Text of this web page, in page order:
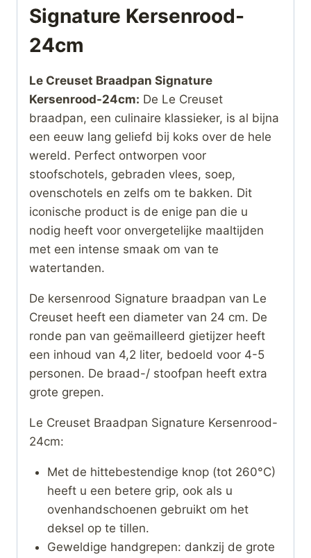
Signature Kersenrood-
24cm
Le Creuset Braadpan Signature
Kersenrood-24cm: De Le Creuset
braadpan, een culinaire klassieker, is al bijna
een eeuw lang geliefd bij koks over de hele
wereld. Perfect ontworpen voor
stoofschotels, gebraden vlees, soep,
ovenschotels en zelfs om te bakken. Dit
iconische product is de enige pan die u
nodig heeft voor onvergetelijke maaltijden
met een intense smaak om van te
watertanden.
De kersenrood Signature braadpan van Le
Creuset heeft een diameter van 24 cm. De
ronde pan van geëmailleerd gietijzer heeft
een inhoud van 4,2 liter, bedoeld voor 4-5
personen. De braad-/ stoofpan heeft extra
grote grepen.
Le Creuset Braadpan Signature Kersenrood-
24cm:
Met de hittebestendige knop (tot 260°C)
heeft u een betere grip, ook als u
ovenhandschoenen gebruikt om het
deksel op te tillen.
Geweldige handgrepen: dankzij de grote